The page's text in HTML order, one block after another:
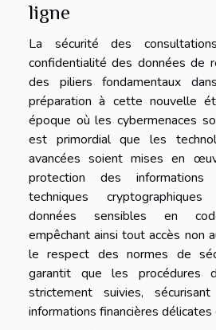
ligne
La sécurité des
confidentialité des données de
des piliers fondamentaux
préparation à cette nouvelle
époque où les cybermenaces
est primordial que les
avancées soient mises en
protection des informations
techniques
données sensibles en
empêchant ainsi tout accès non
le respect des normes de
garantit que les procédures
strictement suivies,
informations financières